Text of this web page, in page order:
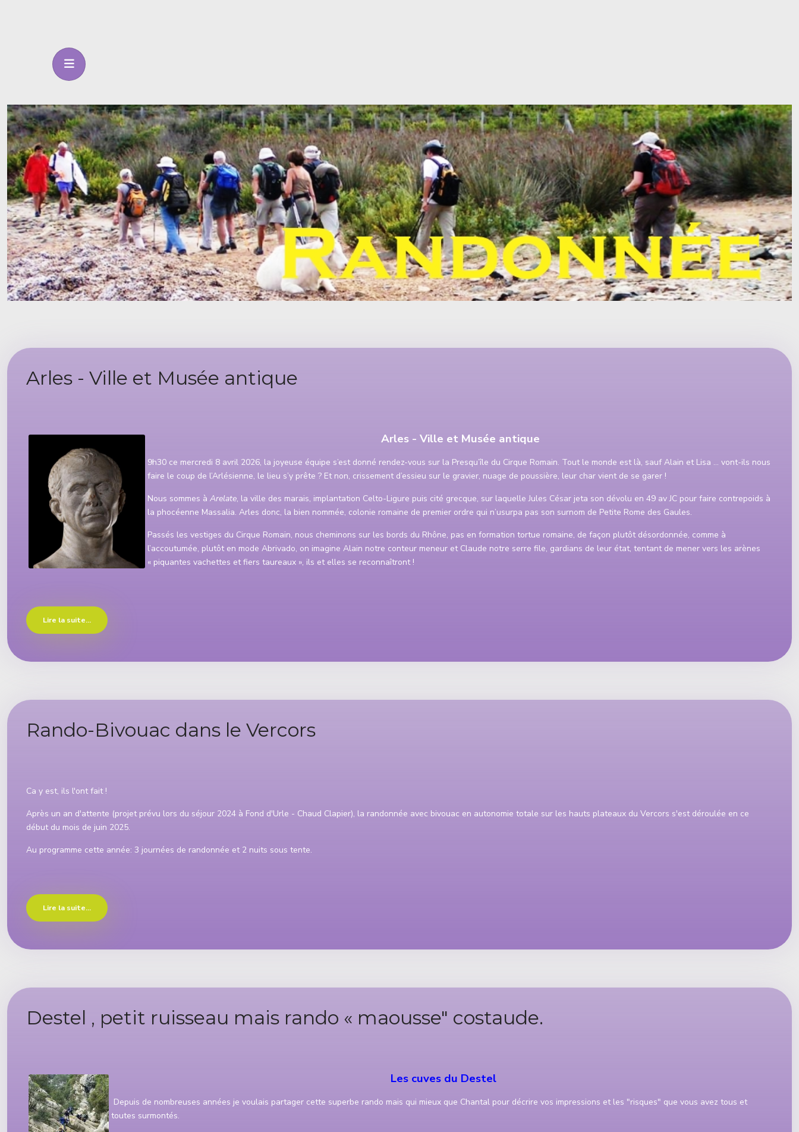
Arles - Ville et Musée antique
Arles - Ville et Musée antique
9h30 ce mercredi 8 avril 2026, la joyeuse équipe s’est donné rendez-vous sur la Presqu’île du Cirque Romain. Tout le monde est là, sauf Alain et Lisa … vont-ils nous
faire le coup de l’Arlésienne, le lieu s’y prête ? Et non, crissement d’essieu sur le gravier, nuage de poussière, leur char vient de se garer !
Nous sommes à Arelate, la ville des marais, implantation Celto-Ligure puis cité grecque, sur laquelle Jules César jeta son dévolu en 49 av JC pour faire contrepoids à
la phocéenne Massalia. Arles donc, la bien nommée, colonie romaine de premier ordre qui n’usurpa pas son surnom de Petite Rome des Gaules.
Passés les vestiges du Cirque Romain, nous cheminons sur les bords du Rhône, pas en formation tortue romaine, de façon plutôt désordonnée, comme à
l’accoutumée, plutôt en mode Abrivado, on imagine Alain notre conteur meneur et Claude notre serre file, gardians de leur état, tentant de mener vers les arènes
« piquantes vachettes et fiers taureaux », ils et elles se reconnaîtront !
Lire la suite...
Rando-Bivouac dans le Vercors
Ca y est, ils l'ont fait !
Après un an d'attente (projet prévu lors du séjour 2024 à Fond d'Urle - Chaud Clapier), la randonnée avec bivouac en autonomie totale sur les hauts plateaux du Vercors s'est déroulée en ce
début du mois de juin 2025.
Au programme cette année: 3 journées de randonnée et 2 nuits sous tente.
Lire la suite...
Destel , petit ruisseau mais rando « maousse" costaude.
Les cuves du Destel
Depuis de nombreuses années je voulais partager cette superbe rando mais qui mieux que Chantal pour décrire vos impressions et les "risques" que vous avez tous et
toutes surmontés.